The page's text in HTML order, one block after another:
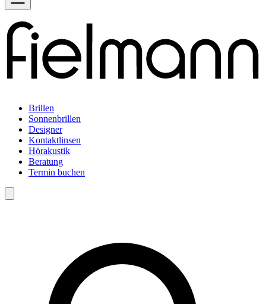
Brillen
Sonnenbrillen
Designer
Kontaktlinsen
Hörakustik
Beratung
Termin buchen